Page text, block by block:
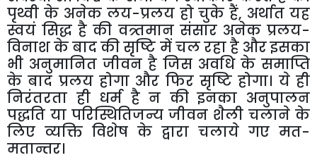
पृथ्वी के अनेक लय-प्रलय हो चुके हैं, अर्थात यह
स्वयं सिद्ध है की वत्र्तमान संसार अनेक प्रलय-
विनाशकेबादकीसृष्टि मेंचलरहाहै औरइसका
भी अनुमानित जीवन है जिस अवधि के समाप्ति
के बाद प्रलय होगा और फिर सृष्टि होगा। ये ही
निरंतरता ही धर्म है न की इनका अनुपालन
पद्धति या परिस्थितिजन्य जीवन शैली चलाने के
लिए व्यक्ति विशेष के द्वारा चलाये गए मत-
मतान्तर।